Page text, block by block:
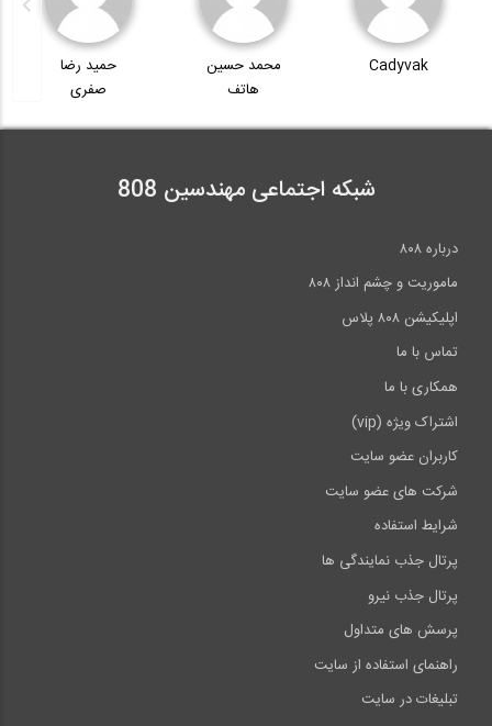
Cadyvak
محمد حسین
هاتف
حمید رضا
صفری
شبکه اجتماعی مهندسین 808
درباره ۸۰۸
ماموریت و چشم انداز ۸۰۸
اپلیکیشن ۸۰۸ پلاس
تماس با ما
همکاری با ما
اشتراک ویژه (vip)
کاربران عضو سایت
شرکت های عضو سایت
شرایط استفاده
پرتال جذب نمایندگی ها
پرتال جذب نیرو
پرسش های متداول
راهنمای استفاده از سایت
تبلیغات در سایت